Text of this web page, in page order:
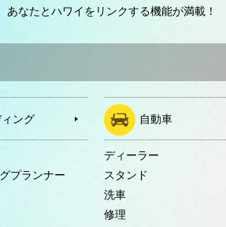
あなたとハワイをリンクする機能が満載！
ング
プランナー
自動車
ディーラー
スタンド
洗車
修理